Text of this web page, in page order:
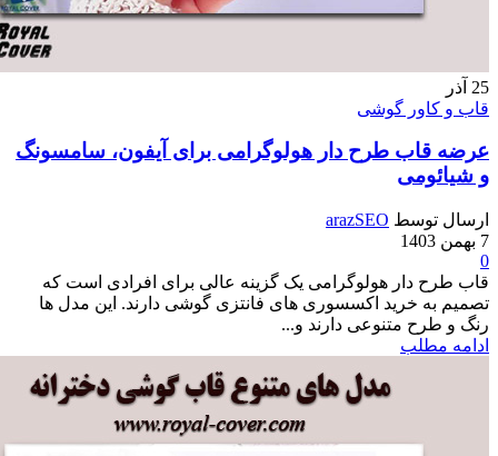
گوشی
طرح دار هولوگرامی برای آیفون، سامسونگ
arazSEO
دار هولوگرامی یک گزینه عالی برای افرادی است که
خرید اکسسوری های فانتزی گوشی دارند. این مدل ها
متنوعی دارند و...